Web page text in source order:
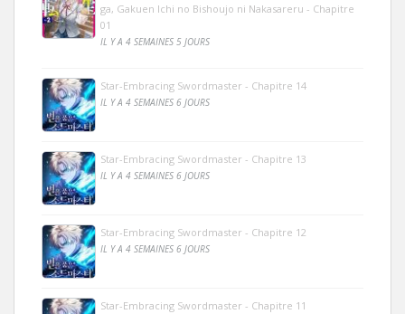
ga, Gakuen Ichi no Bishoujo ni Nakasareru - Chapitre
01
IL Y A 4 SEMAINES 5 JOURS
Star-Embracing Swordmaster - Chapitre 14
IL Y A 4 SEMAINES 6 JOURS
Star-Embracing Swordmaster - Chapitre 13
IL Y A 4 SEMAINES 6 JOURS
Star-Embracing Swordmaster - Chapitre 12
IL Y A 4 SEMAINES 6 JOURS
Star-Embracing Swordmaster - Chapitre 11